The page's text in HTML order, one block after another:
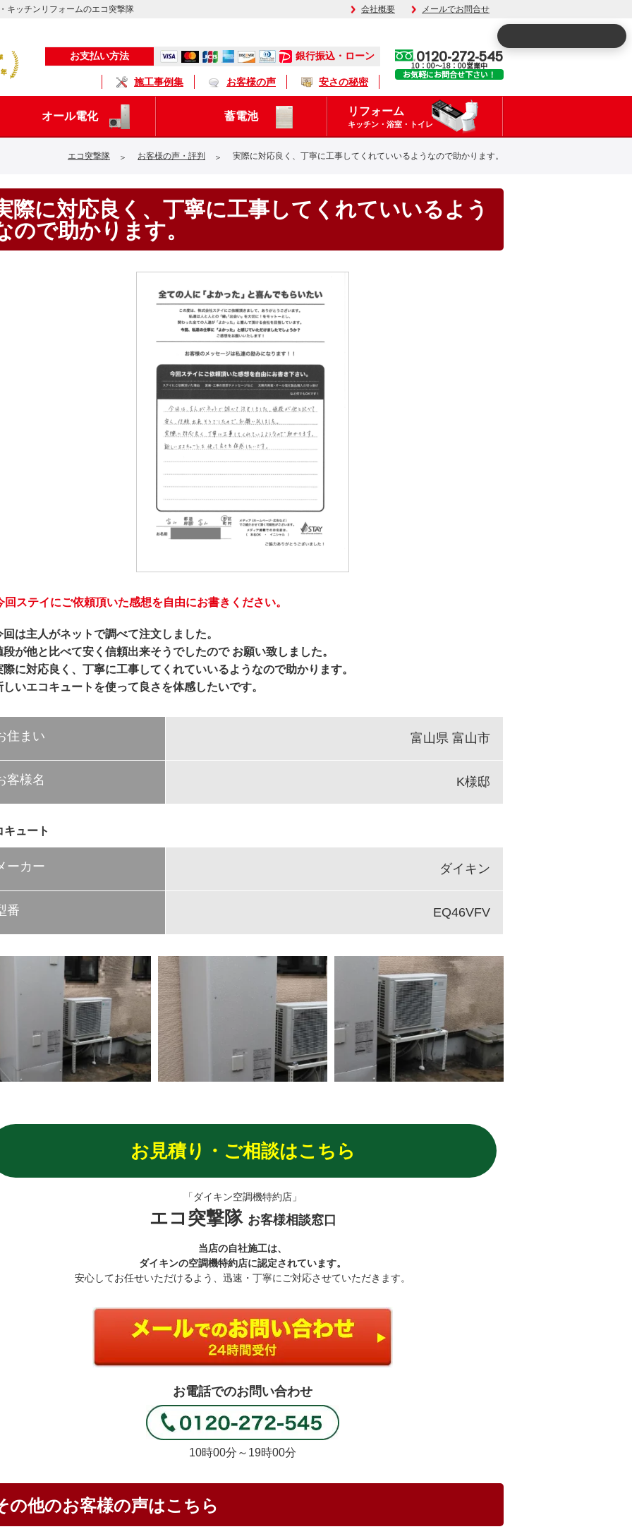
キッチンリフォームのエコ突撃隊 会社概要 メールでお問合せ
お支払い方法 銀行振込・ローン
施工事例集 お客様の声 安さの秘密
0120-272-545
10：00～18：00営業中
お気軽にお問合せ下さい！
オール電化 蓄電池 リフォーム
キッチン・浴室・トイレ
キッチン 浴 室
エコ突撃隊 お客様の声・評判 実際に対応良く、丁寧に工事してくれていいるようなので助かります。
際に対応良く、丁寧に工事してくれていいるよう
ので助かります。
回ステイにご依頼頂いた感想を自由にお書きください。
回は主人がネットで調べて注文しました。
段が他と比べて安く信頼出来そうでしたので お願い致しました。
際に対応良く、丁寧に工事してくれていいるようなので助かります。
しいエコキュートを使って良さを体感したいです。
住まい 富山県 富山市
客様名 K様邸
キュート
ーカー ダイキン
番 EQ46VFV
お見積り・ご相談はこちら
「ダイキン空調機特約店」
エコ突撃隊 お客様相談窓口
当店の自社施工は、
ダイキンの空調機特約店に認定されています。
安心してお任せいただけるよう、迅速・丁寧にご対応させていただきます。
お電話でのお問い合わせ
10時00分～19時00分
の他のお客様の声はこちら